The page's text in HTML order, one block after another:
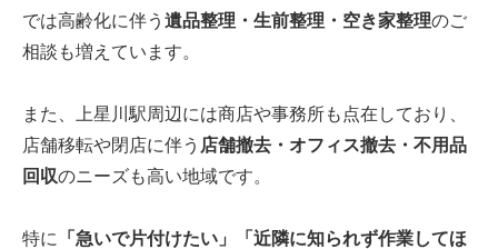
では高齢化に伴う 遺品整理・生前整理・空き家整理のご
相談も増えています。
また、上星川駅周辺には商店や事務所も点在しており、
店舗移転や閉店に伴う 店舗撤去・オフィス撤去・不用品
回収のニーズも高い地域です。
特に
「急いで片付けたい」「近隣に知られず作業してほ